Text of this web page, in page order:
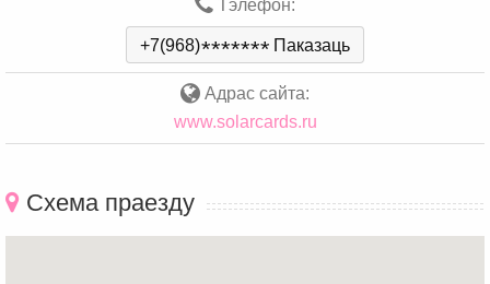
Тэлефон:
+7(968)******* Паказаць
Адрас сайта:
www.solarcards.ru
Схема праезду